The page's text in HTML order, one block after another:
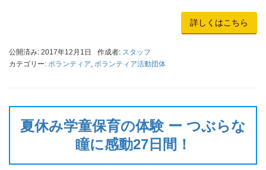
詳しくはこちら
公開済み: 2017年12月1日 作成者: スタッフ
カテゴリー: ボランティア ボランティア活動団体
夏休み学童保育の体験 ー つぶらな
瞳に感動27日間！